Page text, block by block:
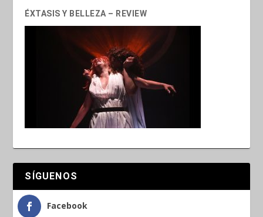
ÉXTASIS Y BELLEZA – REVIEW
SÍGUENOS
Facebook